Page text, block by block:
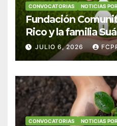
CONVOCATORIAS NOTICIAS
Fundación
Rico y la familia
anuncian
fortalecer hogares
JULIO 6, 2026
CONVOCATORIAS NOTICIAS